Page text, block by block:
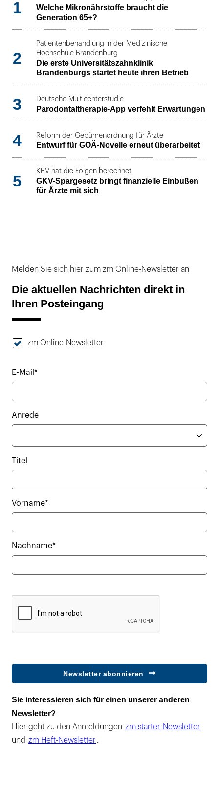
1
Welche Mikronährstoffe braucht die
Generation 65+?
2
Patientenbehandlung in der Medizinische
Hochschule Brandenburg
Die erste Universitätszahnklinik
Brandenburgs startet heute ihren Betrieb
3 Deutsche Multicenterstudie
Parodontaltherapie-App verfehlt Erwartungen
4 Reform der Gebührenordnung für Ärzte
Entwurf für GOÄ-Novelle erneut überarbeitet
5
KBV hat die Folgen berechnet
GKV-Spargesetz bringt finanzielle Einbußen
für Ärzte mit sich
Melden Sie sich hier zum zm Online-Newsletter an
Die aktuellen Nachrichten direkt in
Ihren Posteingang
zm Online-Newsletter
E-Mail*
Anrede
Titel
Vorname*
Nachname*
Newsletter abonnieren
Sie interessieren sich für einen unserer anderen
Newsletter?
Hier geht zu den Anmeldungen zm starter-Newsletter
und zm Heft-Newsletter .